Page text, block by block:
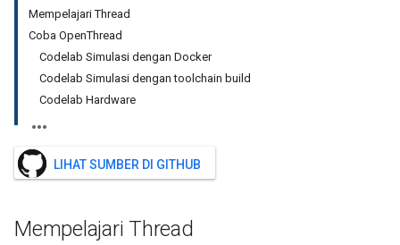
Mempelajari Thread
Coba OpenThread
Codelab Simulasi dengan Docker
Codelab Simulasi dengan toolchain build
Codelab Hardware
LIHAT SUMBER DI GITHUB
Mempelajari Thread